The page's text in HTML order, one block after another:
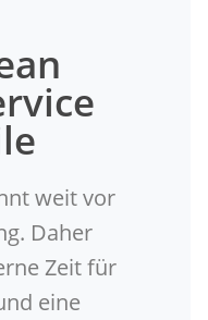
weit vor
Daher
Zeit für
eine